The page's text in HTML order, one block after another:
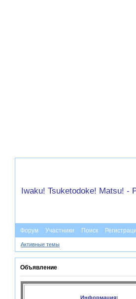
Iwaku! Tsuketodoke! Matsu! -
Форум Участники Поиск
Активные темы
Объявление
Информация: